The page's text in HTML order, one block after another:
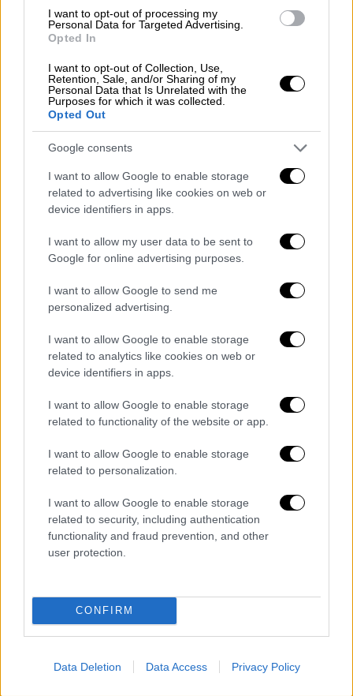
I want to opt-out of processing my
Personal Data for Targeted Advertising.
Opted In
I want to opt-out of Collection, Use,
Retention, Sale, and/or Sharing of my
Personal Data that Is Unrelated with the
Purposes for which it was collected.
Opted Out
Google consents
I want to allow Google to enable storage
related to advertising like cookies on web or
device identifiers in apps.
I want to allow my user data to be sent to
Google for online advertising purposes.
I want to allow Google to send me
personalized advertising.
I want to allow Google to enable storage
related to analytics like cookies on web or
device identifiers in apps.
I want to allow Google to enable storage
related to functionality of the website or app.
I want to allow Google to enable storage
related to personalization.
I want to allow Google to enable storage
related to security, including authentication
functionality and fraud prevention, and other
user protection.
CONFIRM
Data Deletion Data Access Privacy Policy
συμμαχική δέσμευσηγια συνολικές
δαπάνες ύψους 5% του ΑΕΠ έως το
δαπάνες και 1,5% για ευρύτερες επενδύσεις
στην ασφάλεια και την άμυνα, όπως
υποδομές διττής χρήσης, ενίσχυση της
αμυντικής βιομηχανίας και δράσεις
ανθεκτικότητας.
Ελλάδαέχει ήδη υπερβεί τη δέσμευση
(Defence Investment Pledge) που
συμφωνήθηκε το 2025 και συγκαταλέγεται
στην πρώτη πεντάδα των χωρών τουΝΑΤΟ
του ΑΕΠ για τις αμιγώς αμυντικές δαπάνες
(και τον επιπλέον στόχο του 1,5%).
Συγκεκριμένα, οι αμιγώς αμυντικές δαπάνες
για το 2026 εκτιμώνται σε 3,6% του ΑΕΠ,
έναντι 2,75% το 2025 και 2,74% το 2024.. Οι
υπόλοιπες χώρες που έχουν ήδη υπερβεί
τον σχετικό στόχο τηςΧάγης είναι η
Λιθουανία.
Ποια είναι η θέση της κυβέρνησης
Από τηνΑθήνατονίζεται η ανάγκη η
να επενδύσει περισσότερο και
βιομηχανική βάση και να διαμορφώσει έναν
ισχυρότερο ευρωπαϊκό πυλώνα εντός του
Ευρωπαϊκή Ένωση
οφείλει να στηρίξει αυτή